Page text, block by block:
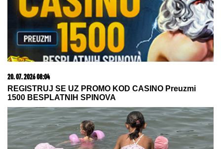
20. 07. 2026 08:04
REGISTRUJ SE UZ PROMO KOD CASINO Preuzmi
1500 BESPLATNIH SPINOVA